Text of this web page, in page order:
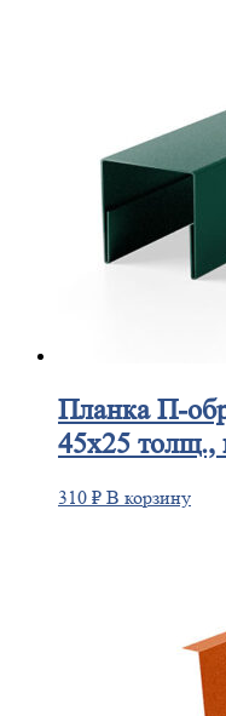
ПланкаП-
45х25
310 ₽ В корзину